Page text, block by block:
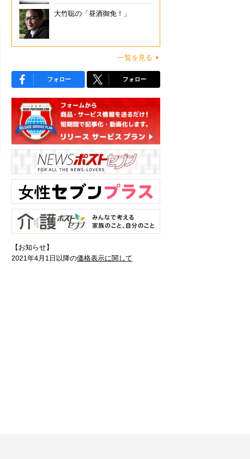
大竹聡の「昼酒御免！」
一覧を見る
フォロー フォロー
【お知らせ】
2021年4月1日以降の価格表示に関して